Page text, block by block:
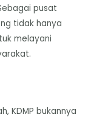
pusat
tidak hanya
melayani
KDMP bukannya